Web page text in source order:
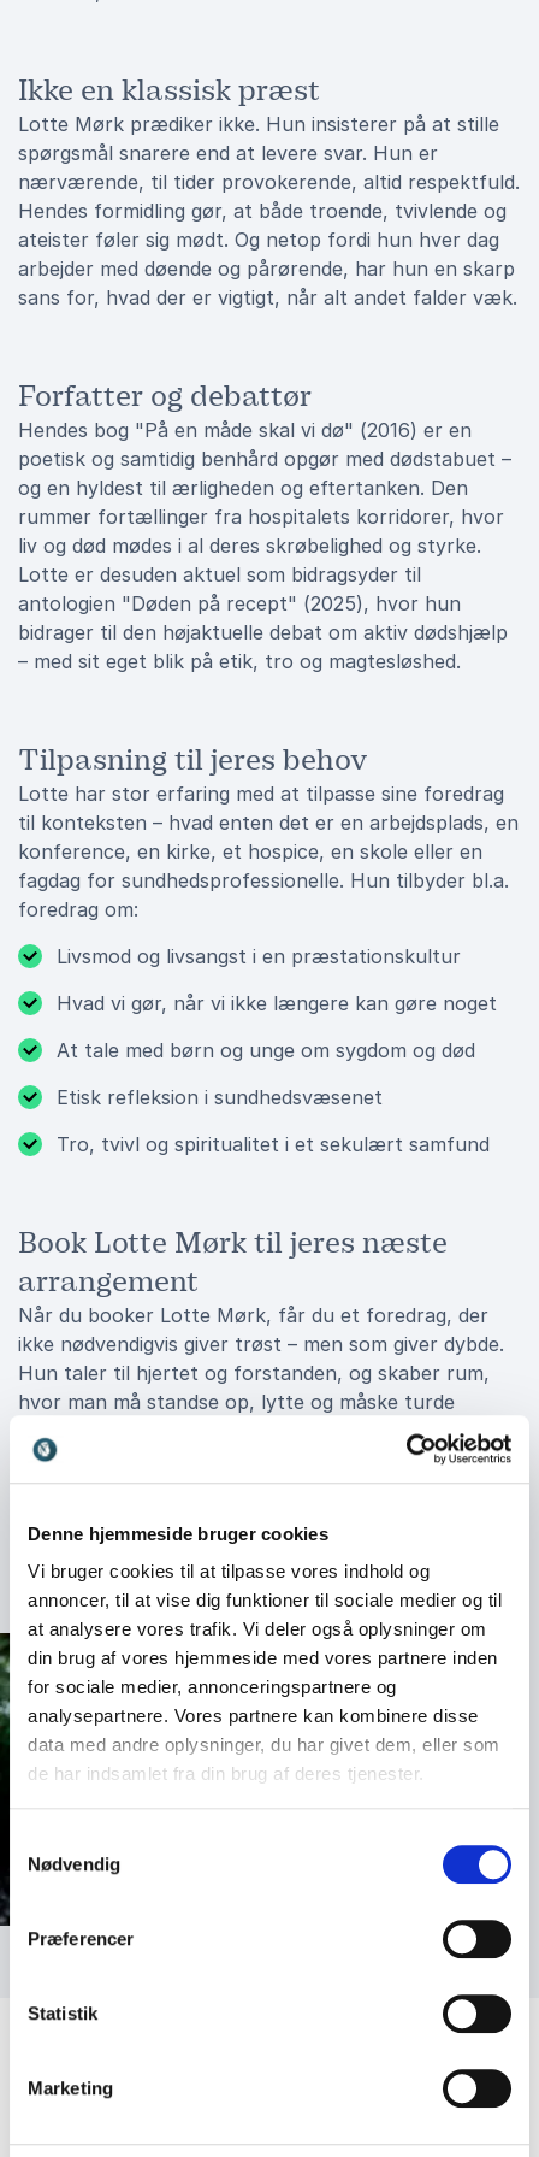
Denne hjemmeside bruger cookies
Vi bruger cookies til at tilpasse vores indhold og
annoncer, til at vise dig funktioner til sociale medier og til
at analysere vores trafik. Vi deler også oplysninger om
din brug af vores hjemmeside med vores partnere inden
for sociale medier, annonceringspartnere og
analysepartnere. Vores partnere kan kombinere disse
data med andre oplysninger, du har givet dem, eller som
de har indsamlet fra din brug af deres tjenester.
Nødvendig
Præferencer
Statistik
Marketing
Ikke en klassisk præst
Lotte Mørk prædiker ikke. Hun insisterer på at stille
spørgsmål snarere end at levere svar. Hun er
nærværende, til tider provokerende, altid respektfuld.
Hendes formidling gør, at både troende, tvivlende og
ateister føler sig mødt. Og netop fordi hun hver dag
arbejder med døende og pårørende, har hun en skarp
sans for, hvad der er vigtigt, når alt andet falder væk.
Forfatter og debattør
Hendes bog "På en måde skal vi dø" (2016) er en
poetisk og samtidig benhård opgør med dødstabuet –
og en hyldest til ærligheden og eftertanken. Den
rummer fortællinger fra hospitalets korridorer, hvor
liv og død mødes i al deres skrøbelighed og styrke.
Lotte er desuden aktuel som bidragsyder til
antologien "Døden på recept" (2025), hvor hun
bidrager til den højaktuelle debat om aktiv dødshjælp
– med sit eget blik på etik, tro og magtesløshed.
Tilpasning til jeres behov
Lotte har stor erfaring med at tilpasse sine foredrag
til konteksten – hvad enten det er en arbejdsplads, en
konference, en kirke, et hospice, en skole eller en
fagdag for sundhedsprofessionelle. Hun tilbyder bl.a.
foredrag om:
Livsmod og livsangst i en præstationskultur
Hvad vi gør, når vi ikke længere kan gøre noget
At tale med børn og unge om sygdom og død
Etisk refleksion i sundhedsvæsenet
Tro, tvivl og spiritualitet i et sekulært samfund
Book Lotte Mørk til jeres næste
arrangement
Når du booker Lotte Mørk, får du et foredrag, der
ikke nødvendigvis giver trøst – men som giver dybde.
Hun taler til hjertet og forstanden, og skaber rum,
hvor man må standse op, lytte og måske turde
mærke det, man helst undgår. Hendes stemme minder
os om, at det gode liv ikke er uden mørke – men
netop findes i evnen til at være til stede i det hele.
livet.
Kundeanmeldelser